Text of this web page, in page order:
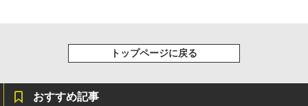
トップページに戻る
おすすめ記事